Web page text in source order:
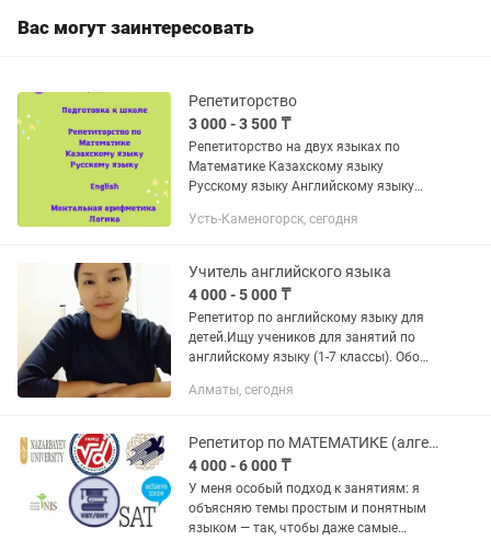
Вас могут заинтересовать
Репетиторство
3 000 - 3 500 ₸
Репетиторство на двух языках по
Математике Казахскому языку
Русскому языку Английскому языку
БИЛ
Усть-Каменогорск, сегодня
Учитель английского языка
4 000 - 5 000 ₸
Репетитор по английскому языку для
детей.Ищу учеников для занятий по
английскому языку (1-7 классы). Обо
английского языка.Индивидуальный
Алматы, сегодня
Репетитор по МАТЕМАТИКЕ (алгебра/геометрия) и ФИЗИКЕ онлайн
4 000 - 6 000 ₸
У меня особый подход к занятиям: я
объясняю темы простым и понятным
языком — так, чтобы даже самые